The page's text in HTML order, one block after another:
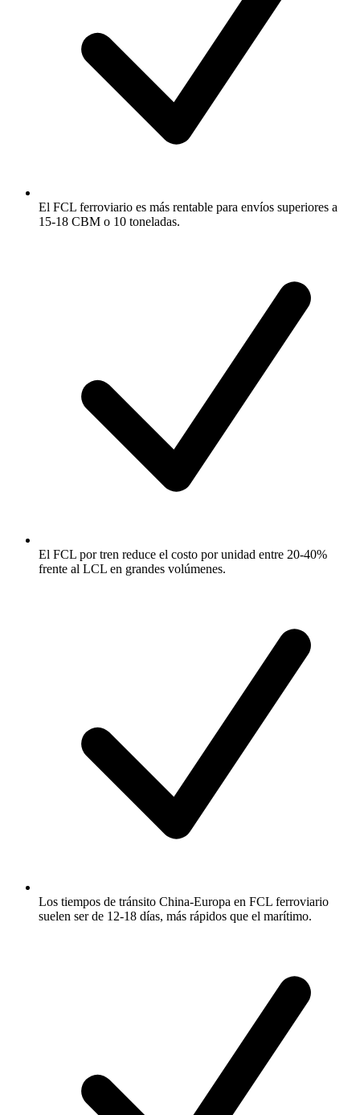
El FCL ferroviario es más rentable para envíos superiores a
15-18 CBM o 10 toneladas.
El FCL por tren reduce el costo por unidad entre 20-40%
frente al LCL en grandes volúmenes.
Los tiempos de tránsito China-Europa en FCL ferroviario
suelen ser de 12-18 días, más rápidos que el marítimo.